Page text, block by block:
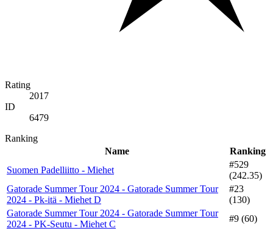
Rating
2017
ID
6479
Ranking
Name
Ranking
Suomen Padelliitto - Miehet
#529
(242.35)
Gatorade Summer Tour 2024 - Gatorade Summer Tour
2024 - Pk-itä - Miehet D
#23
(130)
Gatorade Summer Tour 2024 - Gatorade Summer Tour
2024 - PK-Seutu - Miehet C
#9 (60)